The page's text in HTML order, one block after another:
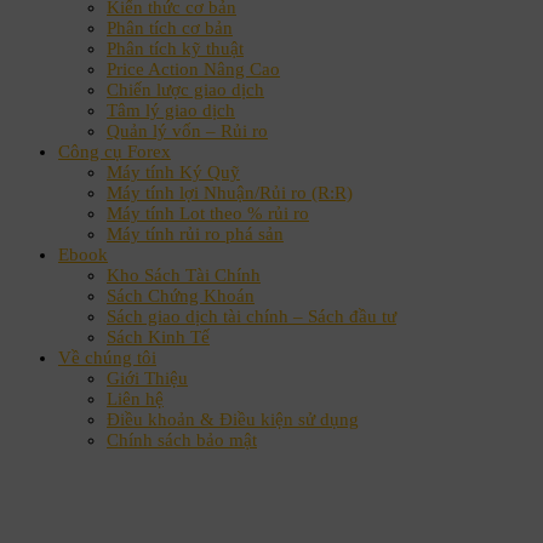
Kiến thức cơ bản
Phân tích cơ bản
Phân tích kỹ thuật
Price Action Nâng Cao
Chiến lược giao dịch
Tâm lý giao dịch
Quản lý vốn – Rủi ro
Công cụ Forex
Máy tính Ký Quỹ
Máy tính lợi Nhuận/Rủi ro (R:R)
Máy tính Lot theo % rủi ro
Máy tính rủi ro phá sản
Ebook
Kho Sách Tài Chính
Sách Chứng Khoán
Sách giao dịch tài chính – Sách đầu tư
Sách Kinh Tế
Về chúng tôi
Giới Thiệu
Liên hệ
Điều khoản & Điều kiện sử dụng
Chính sách bảo mật